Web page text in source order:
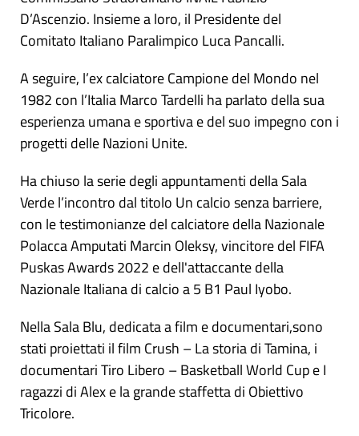
D’Ascenzio. Insieme a loro, il Presidente del
Comitato Italiano Paralimpico Luca Pancalli.
A seguire, l’ex calciatore Campione del Mondo nel
1982 con l’Italia Marco Tardelli ha parlato della sua
esperienza umana e sportiva e del suo impegno con i
progetti delle Nazioni Unite.
Ha chiuso la serie degli appuntamenti della Sala
Verde l’incontro dal titolo Un calcio senza barriere,
con le testimonianze del calciatore della Nazionale
Polacca Amputati Marcin Oleksy, vincitore del FIFA
Puskas Awards 2022 e dell'attaccante della
Nazionale Italiana di calcio a 5 B1 Paul Iyobo.
Nella Sala Blu, dedicata a film e documentari,sono
stati proiettati il film Crush – La storia di Tamina, i
documentari Tiro Libero – Basketball World Cup e I
ragazzi di Alex e la grande staffetta di Obiettivo
Tricolore.